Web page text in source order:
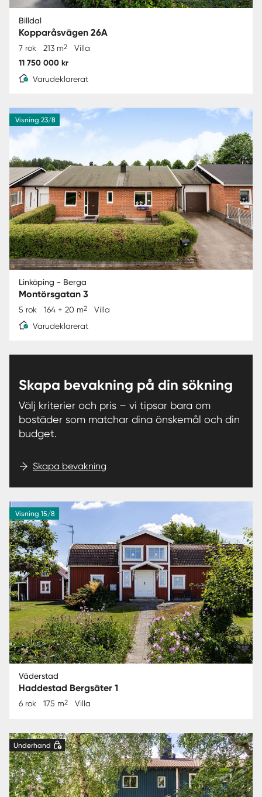
Billdal
Kopparåsvägen 26A
7 rok 213 m2 Villa
11 750 000 kr
Varudeklarerat
Visning 23/8
Linköping - Berga
Montörsgatan 3
5 rok 164 + 20 m2
Villa
Varudeklarerat
Skapa bevakning på din sökning
Välj kriterier och pris – vi tipsar bara om
bostäder som matchar dina önskemål och din
budget.
Skapa bevakning
Visning 15/8
Väderstad
Haddestad Bergsäter 1
6 rok 175 m2 Villa
Underhand